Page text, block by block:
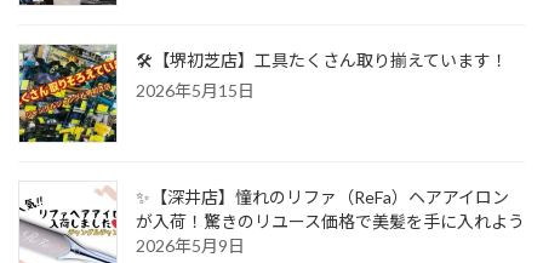
🛠️【堺初芝店】工具たくさん取り揃えています！
2026年5月15日
✨【深井店】憧れのリファ（ReFa）ヘアアイロン
が入荷！驚きのリユース価格で美髪を手に入れよう
2026年5月9日